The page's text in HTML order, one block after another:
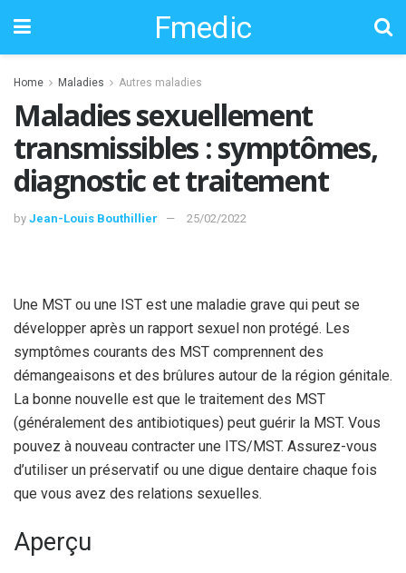
Fmedic
Home Maladies Autres maladies
Maladies sexuellement
transmissibles : symptômes,
diagnostic et traitement
by Jean-Louis Bouthillier 25/02/2022
Une MST ou une IST est une maladie grave qui peut se
développer après un rapport sexuel non protégé. Les
symptômes courants des MST comprennent des
démangeaisons et des brûlures autour de la région génitale.
La bonne nouvelle est que le traitement des MST
(généralement des antibiotiques) peut guérir la MST. Vous
pouvez à nouveau contracter une ITS/MST. Assurez-vous
d’utiliser un préservatif ou une digue dentaire chaque fois
que vous avez des relations sexuelles.
Aperçu